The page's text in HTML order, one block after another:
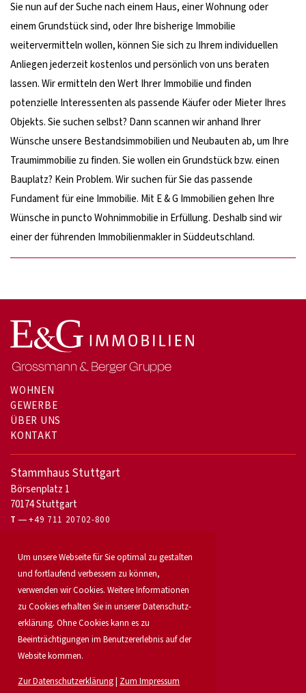
Sie nun auf der Suche nach einem Haus, einer Wohnung oder
einem Grundstück sind, oder Ihre bisherige Immobilie
weitervermitteln wollen, können Sie sich zu Ihrem individuellen
Anliegen jederzeit kostenlos und persönlich von uns beraten
lassen. Wir ermitteln den Wert Ihrer Immobilie und finden
potenzielle Interessenten als passende Käufer oder Mieter Ihres
Objekts. Sie suchen selbst? Dann scannen wir anhand Ihrer
Wünsche unsere Bestandsimmobilien und Neubauten ab, um Ihre
Traumimmobilie zu finden. Sie wollen ein Grundstück bzw. einen
Bauplatz? Kein Problem. Wir suchen für Sie das passende
Fundament für eine Immobilie. Mit E & G Immobilien gehen Ihre
Wünsche in puncto Wohnimmobilie in Erfüllung. Deshalb sind wir
einer der führenden Immobilienmakler in Süddeutschland.
WOHNEN
GEWERBE
ÜBER UNS
KONTAKT
Stammhaus Stuttgart
Börsenplatz 1
70174 Stuttgart
T +49 711 20702-800
Für Eigentümer
Unser Service
Objekt anbieten
Für Bauträger
Industrie & Logistik
Standorte
Suchauftrag
Karriere
Um unsere Webseite für Sie optimal zu gestalten
und fortlaufend verbessern zu können,
verwenden wir Cookies. Weitere Informationen
zu Cookies erhalten Sie in unserer Daten­schutz­
erklärung. Ohne Cookies kann es zu
Beeinträchtigungen im Benutzererlebnis auf der
Website kommen.
Zur Datenschutzerklärung Zum Impressum